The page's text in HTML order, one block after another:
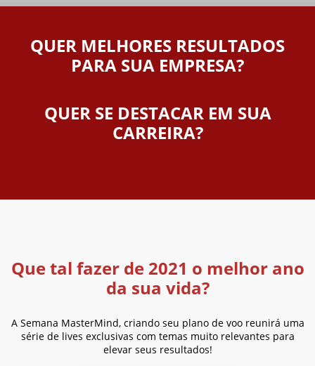
QUER MELHORES RESULTADOS
PARA SUA EMPRESA?
QUER SE DESTACAR EM SUA
CARREIRA?
Que tal fazer de 2021 o melhor ano
da sua vida?
A Semana MasterMind, criando seu plano de voo reunirá uma
série de lives exclusivas com temas muito relevantes para
elevar seus resultados!